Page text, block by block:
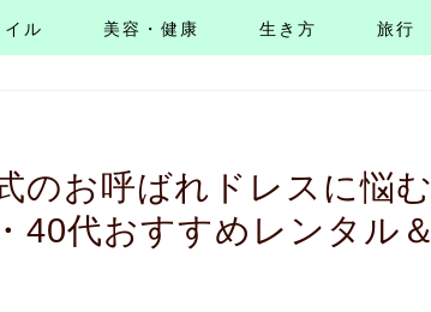
ル 美容・健康 生き方 旅行
のお呼ばれドレスに悩む
40代おすすめレンタル＆